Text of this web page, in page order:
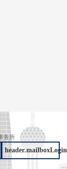
务所
header.mailboxLogin